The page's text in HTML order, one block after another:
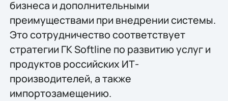
бизнеса и дополнительными
преимуществами при внедрении системы.
Это сотрудничество соответствует
стратегии ГК Softline по развитию услуг и
продуктов российских ИТ-
производителей, а также
импортозамещению.